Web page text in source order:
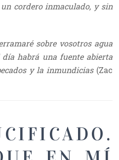
un cordero inmaculado, y sin
sobre vosotros agua
día habrá una fuente abierta
y la inmundicias(Zac